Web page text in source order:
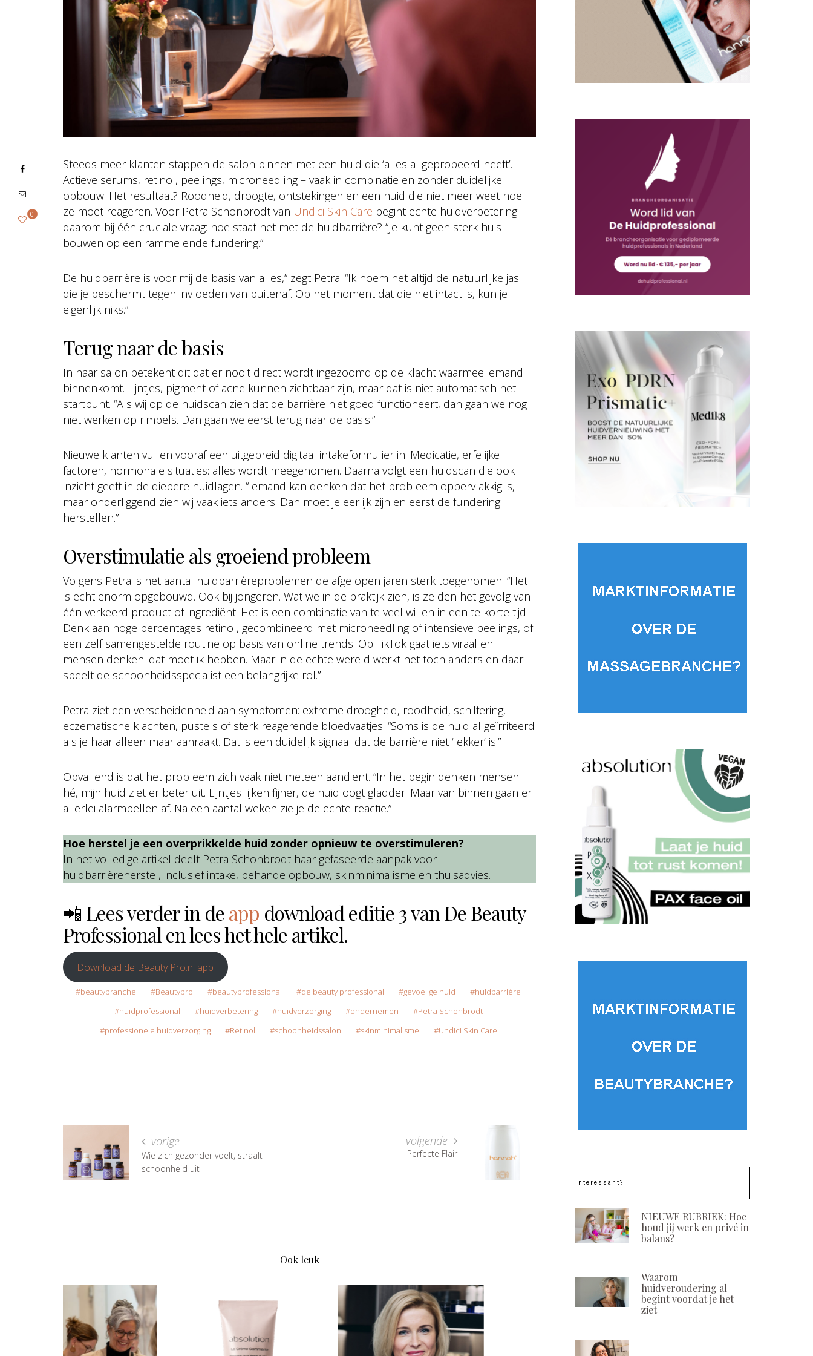
Steeds meer klanten stappen de salon binnen met een huid die ‘alles al geprobeerd heeft’.
Actieve serums, retinol, peelings, microneedling – vaak in combinatie en zonder duidelijke
opbouw. Het resultaat? Roodheid, droogte, ontstekingen en een huid die niet meer weet hoe
ze moet reageren. Voor Petra Schonbrodt van Undici Skin Care begint echte huidverbetering
daarom bij één cruciale vraag: hoe staat het met de huidbarrière? “Je kunt geen sterk huis
bouwen op een rammelende fundering.”
De huidbarrière is voor mij de basis van alles,” zegt Petra. “Ik noem het altijd de natuurlijke jas
die je beschermt tegen invloeden van buitenaf. Op het moment dat die niet intact is, kun je
eigenlijk niks.”
Terug naar de basis
In haar salon betekent dit dat er nooit direct wordt ingezoomd op de klacht waarmee iemand
binnenkomt. Lijntjes, pigment of acne kunnen zichtbaar zijn, maar dat is niet automatisch het
startpunt. “Als wij op de huidscan zien dat de barrière niet goed functioneert, dan gaan we nog
niet werken op rimpels. Dan gaan we eerst terug naar de basis.”
Nieuwe klanten vullen vooraf een uitgebreid digitaal intakeformulier in. Medicatie, erfelijke
factoren, hormonale situaties: alles wordt meegenomen. Daarna volgt een huidscan die ook
inzicht geeft in de diepere huidlagen. “Iemand kan denken dat het probleem oppervlakkig is,
maar onderliggend zien wij vaak iets anders. Dan moet je eerlijk zijn en eerst de fundering
herstellen.”
Overstimulatie als groeiend probleem
Volgens Petra is het aantal huidbarrièreproblemen de afgelopen jaren sterk toegenomen. “Het
is echt enorm opgebouwd. Ook bij jongeren. Wat we in de praktijk zien, is zelden het gevolg van
één verkeerd product of ingrediënt. Het is een combinatie van te veel willen in een te korte tijd.
Denk aan hoge percentages retinol, gecombineerd met microneedling of intensieve peelings, of
een zelf samengestelde routine op basis van online trends. Op TikTok gaat iets viraal en
mensen denken: dat moet ik hebben. Maar in de echte wereld werkt het toch anders en daar
speelt de schoonheidsspecialist een belangrijke rol.”
Petra ziet een verscheidenheid aan symptomen: extreme droogheid, roodheid, schilfering,
eczematische klachten, pustels of sterk reagerende bloedvaatjes. “Soms is de huid al geïrriteerd
als je haar alleen maar aanraakt. Dat is een duidelijk signaal dat de barrière niet ‘lekker’ is.”
Opvallend is dat het probleem zich vaak niet meteen aandient. “In het begin denken mensen:
hé, mijn huid ziet er beter uit. Lijntjes lijken fijner, de huid oogt gladder. Maar van binnen gaan er
allerlei alarmbellen af. Na een aantal weken zie je de echte reactie.”
Hoe herstel je een overprikkelde huid zonder opnieuw te overstimuleren?
In het volledige artikel deelt Petra Schonbrodt haar gefaseerde aanpak voor
huidbarrièreherstel, inclusief intake, behandelopbouw, skinminimalisme en thuisadvies.
📲 Lees verder in de app download editie 3 van De Beauty
Professional en lees het hele artikel.
Download de Beauty Pro.nl app
0
beautybranche Beautypro beautyprofessional de beauty professional gevoelige huid
huidbarrière
huidprofessional
huidverbetering huidverzorging ondernemen
Petra Schonbrodt
professionele huidverzorging
Retinol schoonheidssalon skinminimalisme Undici Skin Care
vorige
Wie zich gezonder voelt, straalt
schoonheid uit
volgende
Perfecte Flair
Ook leuk
Interessant?
NIEUWE RUBRIEK: Hoe
houd jij werk en privé in
balans?
Waarom
huidveroudering al
begint voordat je het
ziet